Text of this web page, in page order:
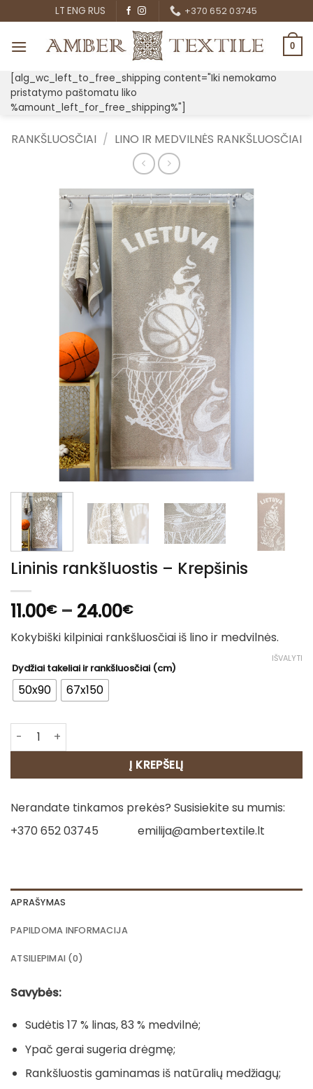
to
content
LT ENG RUS +370 652 03745
0
[alg_wc_left_to_free_shipping content="Iki nemokamo
pristatymo paštomatu liko
%amount_left_for_free_shipping%"]
RANKŠLUOSČIAI / LINO IR MEDVILNĖS RANKŠLUOSČIAI
Lininis rankšluostis – Krepšinis
11.00€ – 24.00€Price
range:
11.00€
through
24.00€
Kokybiški kilpiniai rankšluosčiai iš lino ir medvilnės.
Dydžiai takeliai ir rankšluosčiai (cm)
50x90 67x150
IŠVALYTI
produkto kiekis: Lininis rankšluostis - Krepšinis
Į KREPŠELĮ
Nerandate tinkamos prekės? Susisiekite su mumis:
+370 652 03745
emilija@ambertextile.lt
APRAŠYMAS
PAPILDOMA INFORMACIJA
ATSILIEPIMAI (0)
Savybės:
Sudėtis 17 % linas, 83 % medvilnė;
Ypač gerai sugeria drėgmę;
Rankšluostis gaminamas iš natūralių medžiagų;